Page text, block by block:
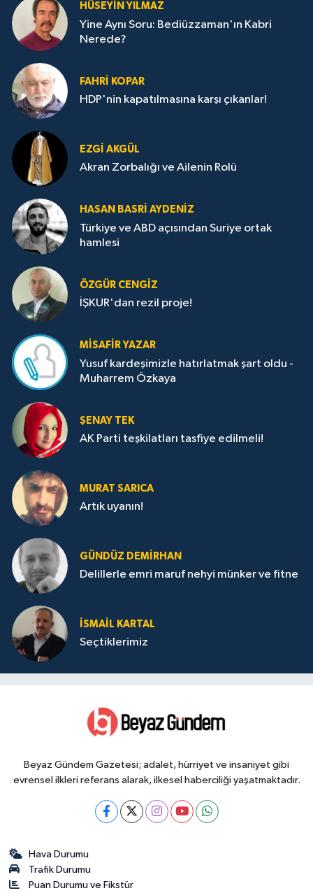
HÜSEYIN YILMAZ
Yine Aynı Soru: Bediüzzaman'ın Kabri
Nerede?
FAHRI KOPAR
HDP'nin kapatılmasına karşı çıkanlar!
EZGI AKGÜL
Akran Zorbalığı ve Ailenin Rolü
HASAN BASRI AYDENIZ
Türkiye ve ABD açısından Suriye ortak
hamlesi
ÖZGÜR CENGIZ
İŞKUR'dan rezil proje!
MISAFIR YAZAR
Yusuf kardeşimizle hatırlatmak şart oldu -
Muharrem Özkaya
ŞENAY TEK
AK Parti teşkilatları tasfiye edilmeli!
MURAT SARICA
Artık uyanın!
GÜNDÜZ DEMIRHAN
Delillerle emri maruf nehyi münker ve fitne
İSMAIL KARTAL
Seçtiklerimiz
Beyaz Gündem Gazetesi; adalet, hürriyet ve insaniyet gibi
evrensel ilkleri referans alarak, ilkesel haberciliği yaşatmaktadır.
Hava Durumu
Trafik Durumu
Puan Durumu ve Fikstür